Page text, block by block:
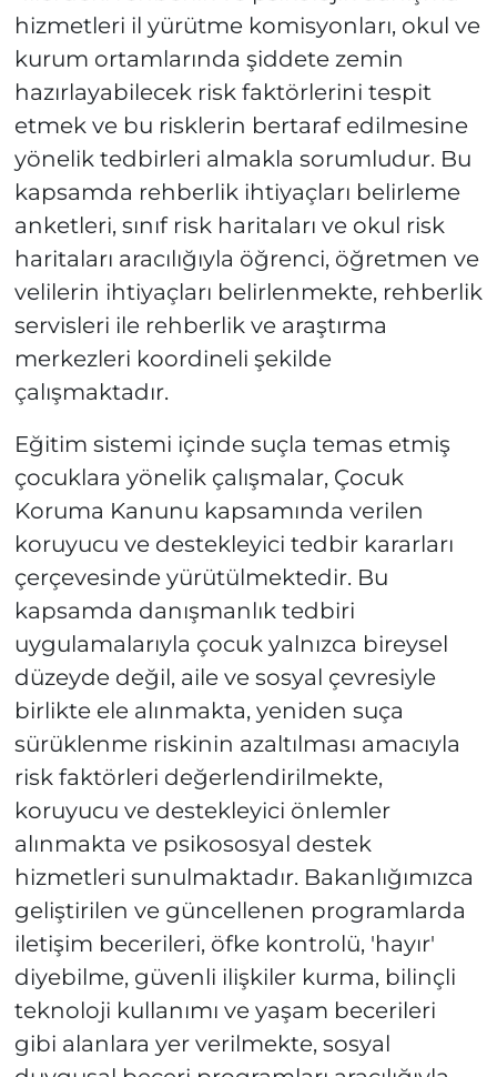
hizmetleri il yürütme komisyonları, okul ve
kurum ortamlarında şiddete zemin
hazırlayabilecek risk faktörlerini tespit
etmek ve bu risklerin bertaraf edilmesine
yönelik tedbirleri almakla sorumludur. Bu
kapsamda rehberlik ihtiyaçları belirleme
anketleri, sınıf risk haritaları ve okul risk
haritaları aracılığıyla öğrenci, öğretmen ve
velilerin ihtiyaçları belirlenmekte, rehberlik
servisleri ile rehberlik ve araştırma
merkezleri koordineli şekilde
çalışmaktadır.
Eğitim sistemi içinde suçla temas etmiş
çocuklara yönelik çalışmalar, Çocuk
Koruma Kanunu kapsamında verilen
koruyucu ve destekleyici tedbir kararları
çerçevesinde yürütülmektedir. Bu
kapsamda danışmanlık tedbiri
uygulamalarıyla çocuk yalnızca bireysel
düzeyde değil, aile ve sosyal çevresiyle
birlikte ele alınmakta, yeniden suça
sürüklenme riskinin azaltılması amacıyla
risk faktörleri değerlendirilmekte,
koruyucu ve destekleyici önlemler
alınmakta ve psikososyal destek
hizmetleri sunulmaktadır. Bakanlığımızca
geliştirilen ve güncellenen programlarda
iletişim becerileri, öfke kontrolü, 'hayır'
diyebilme, güvenli ilişkiler kurma, bilinçli
teknoloji kullanımı ve yaşam becerileri
gibi alanlara yer verilmekte, sosyal